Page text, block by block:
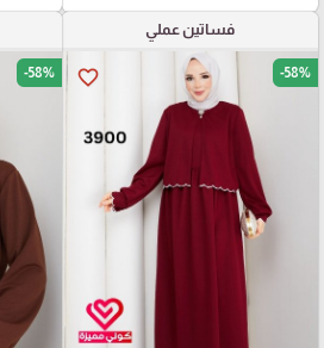
فساتين عملي
favorite_border -58%
-58%